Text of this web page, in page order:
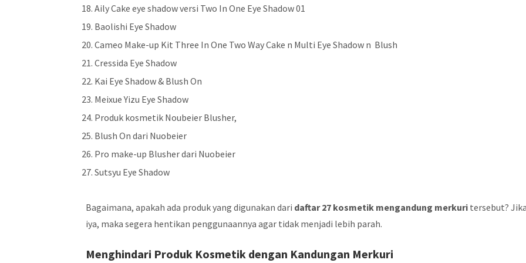
Aily Cake eye shadow versi Two In One Eye Shadow 01
Baolishi Eye Shadow
Cameo Make-up Kit Three In One Two Way Cake n Multi Eye Shadow n Blush
Cressida Eye Shadow
Kai Eye Shadow & Blush On
Meixue Yizu Eye Shadow
Produk kosmetik Noubeier Blusher,
Blush On dari Nuobeier
Pro make-up Blusher dari Nuobeier
Sutsyu Eye Shadow
Bagaimana, apakah ada produk yang digunakan dari daftar 27 kosmetik mengandung merkuri tersebut?
iya, maka segera hentikan penggunaannya agar tidak menjadi lebih parah.
Menghindari Produk Kosmetik dengan Kandungan Merkuri